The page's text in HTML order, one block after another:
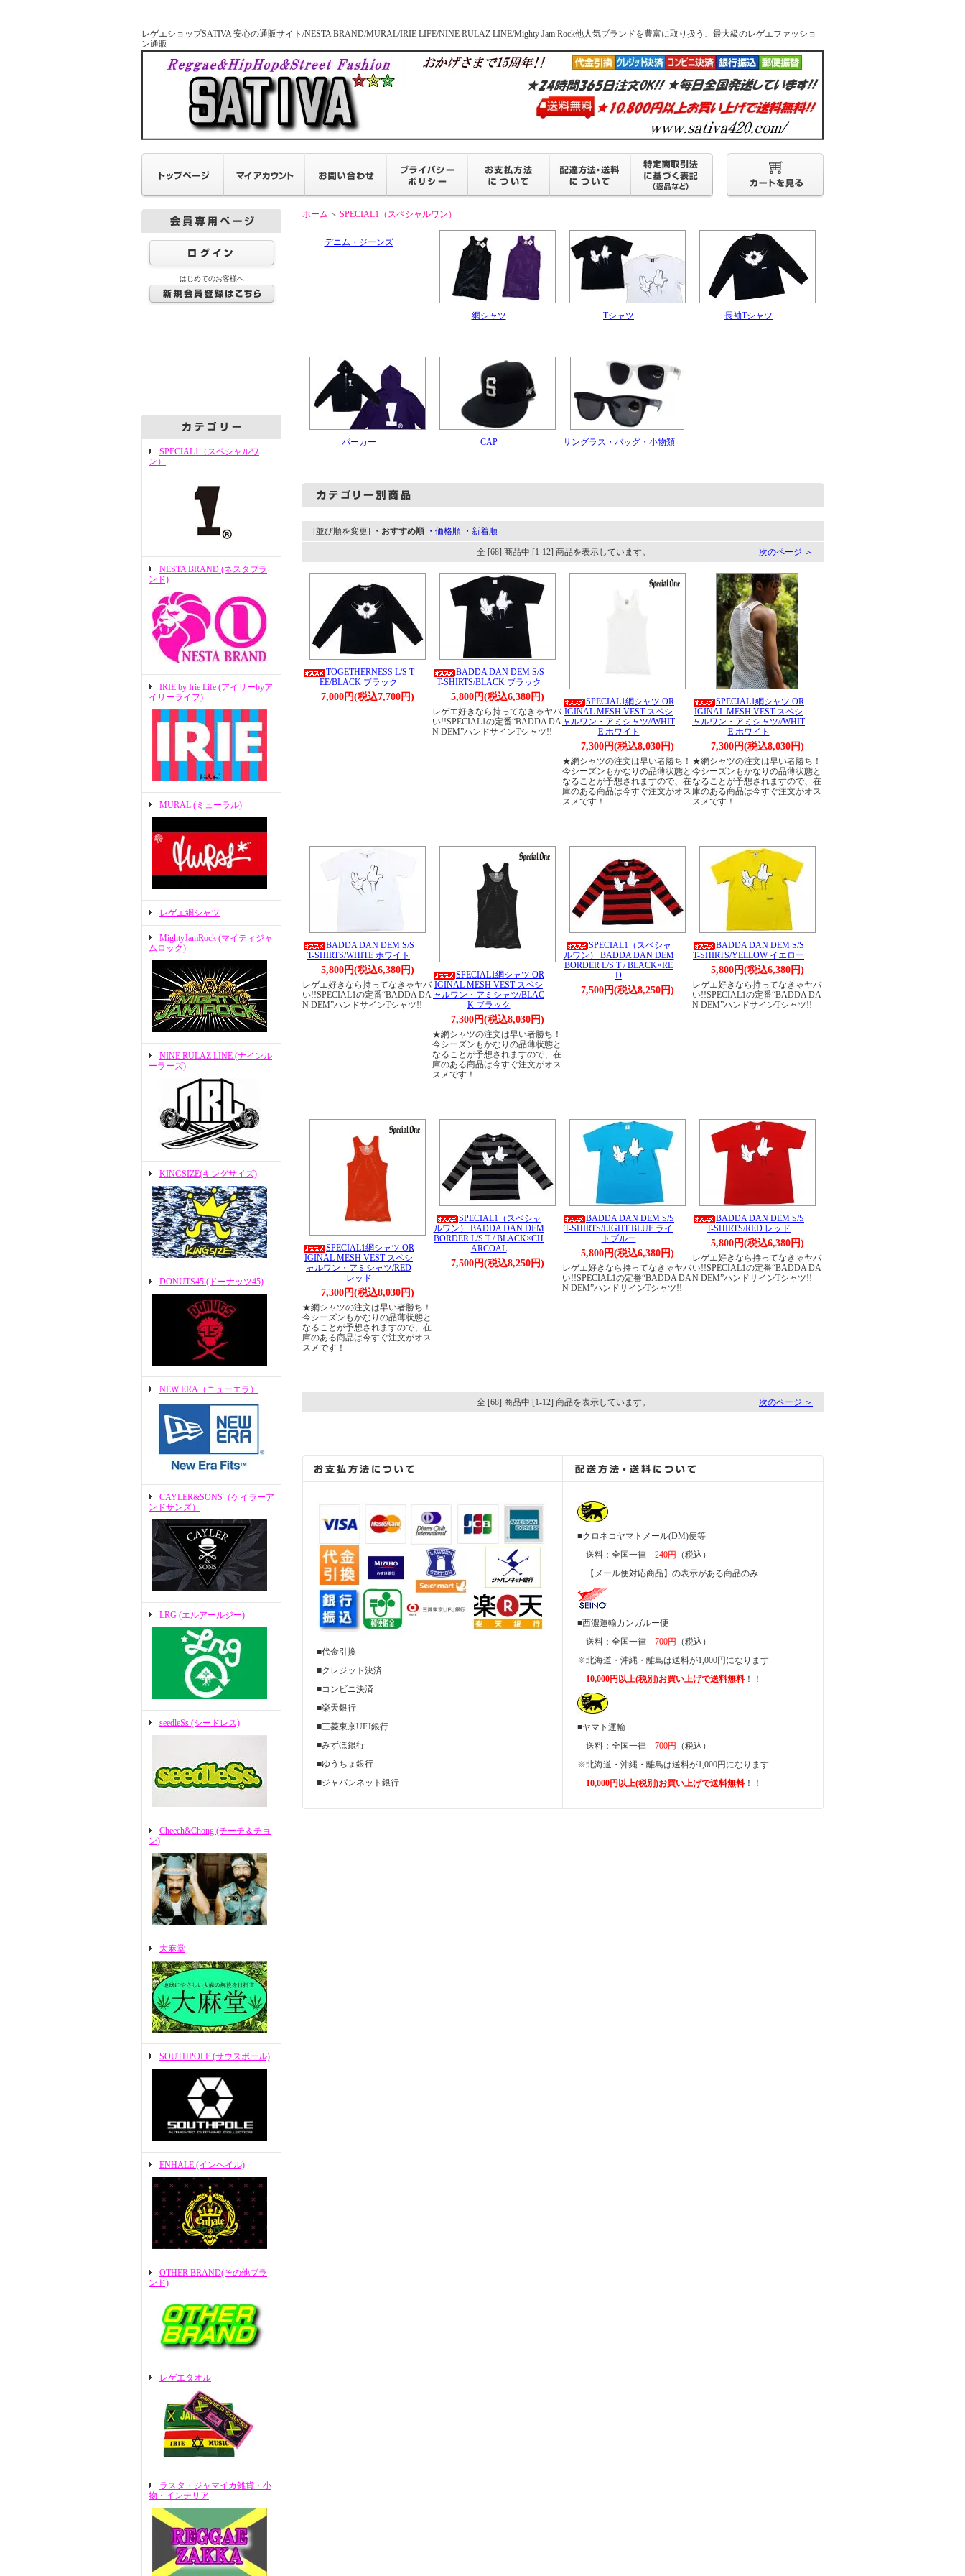
レゲエショップSATIVA 安心の通販サイト/NESTA BRAND/MURAL/IRIE LIFE/NINE RULAZ LINE/Mighty Jam Rock他人気ブランドを豊富に取り扱う、最大級のレゲエファッショ
ン通販
はじめてのお客様へ
SPECIAL1（スペシャルワ
ン）
NESTA BRAND (ネスタブラ
ンド)
IRIE by Irie Life (アイリーbyア
イリーライフ)
MURAL (ミューラル)
レゲエ網シャツ
MightyJamRock (マイティジャ
ムロック)
NINE RULAZ LINE (ナインル
ーラーズ)
KINGSIZE(キングサイズ)
DONUTS45 (ドーナッツ45)
NEW ERA（ニューエラ）
CAYLER&SONS（ケイラーア
ンドサンズ）
LRG (エルアールジー)
seedleSs (シードレス)
Cheech&Chong (チーチ＆チョ
ン)
大麻堂
SOUTHPOLE (サウスポール)
ENHALE (インヘイル)
OTHER BRAND(その他ブラ
ンド)
レゲエタオル
ラスタ・ジャマイカ雑貨・小
物・インテリア
ホーム ＞ SPECIAL1（スペシャルワン）
デニム・ジーンズ
網シャツ Tシャツ 長袖Tシャツ
パーカー CAP サングラス・バッグ・小物類
[並び順を変更] ・おすすめ順 ・価格順 ・新着順
全 [68] 商品中 [1-12] 商品を表示しています。 次のページ ＞
TOGETHERNESS L/S T
EE/BLACK ブラック
7,000円(税込7,700円)
BADDA DAN DEM S/S
T-SHIRTS/BLACK ブラック
5,800円(税込6,380円)
レゲエ好きなら持ってなきゃヤバ
い!!SPECIAL1の定番“BADDA DA
N DEM”ハンドサインTシャツ!!
SPECIAL1網シャツ OR
IGINAL MESH VEST スペシ
ャルワン・アミシャツ//WHIT
E ホワイト
7,300円(税込8,030円)
★網シャツの注文は早い者勝ち！
今シーズンもかなりの品薄状態と
なることが予想されますので、在
庫のある商品は今すぐ注文がオス
スメです！
SPECIAL1網シャツ OR
IGINAL MESH VEST スペシ
ャルワン・アミシャツ//WHIT
E ホワイト
7,300円(税込8,030円)
★網シャツの注文は早い者勝ち！
今シーズンもかなりの品薄状態と
なることが予想されますので、在
庫のある商品は今すぐ注文がオス
スメです！
BADDA DAN DEM S/S
T-SHIRTS/WHITE ホワイト
5,800円(税込6,380円)
レゲエ好きなら持ってなきゃヤバ
い!!SPECIAL1の定番“BADDA DA
N DEM”ハンドサインTシャツ!!
SPECIAL1網シャツ OR
IGINAL MESH VEST スペシ
ャルワン・アミシャツ/BLAC
K ブラック
7,300円(税込8,030円)
★網シャツの注文は早い者勝ち！
今シーズンもかなりの品薄状態と
なることが予想されますので、在
庫のある商品は今すぐ注文がオス
スメです！
SPECIAL1（スペシャ
ルワン） BADDA DAN DEM
BORDER L/S T / BLACK×RE
D
7,500円(税込8,250円)
BADDA DAN DEM S/S
T-SHIRTS/YELLOW イエロー
5,800円(税込6,380円)
レゲエ好きなら持ってなきゃヤバ
い!!SPECIAL1の定番“BADDA DA
N DEM”ハンドサインTシャツ!!
SPECIAL1網シャツ OR
IGINAL MESH VEST スペシ
ャルワン・アミシャツ/RED
レッド
7,300円(税込8,030円)
★網シャツの注文は早い者勝ち！
今シーズンもかなりの品薄状態と
なることが予想されますので、在
庫のある商品は今すぐ注文がオス
スメです！
SPECIAL1（スペシャ
ルワン） BADDA DAN DEM
BORDER L/S T / BLACK×CH
ARCOAL
7,500円(税込8,250円)
BADDA DAN DEM S/S
T-SHIRTS/LIGHT BLUE ライ
トブルー
5,800円(税込6,380円)
レゲエ好きなら持ってなきゃヤバ
い!!SPECIAL1の定番“BADDA DA
N DEM”ハンドサインTシャツ!!
BADDA DAN DEM S/S
T-SHIRTS/RED レッド
5,800円(税込6,380円)
レゲエ好きなら持ってなきゃヤバ
い!!SPECIAL1の定番“BADDA DA
N DEM”ハンドサインTシャツ!!
全 [68] 商品中 [1-12] 商品を表示しています。 次のページ ＞
■代金引換
■クレジット決済
■コンビニ決済
■楽天銀行
■三菱東京UFJ銀行
■みずほ銀行
■ゆうちょ銀行
■ジャパンネット銀行
■クロネコヤマトメール(DM)便等
送料：全国一律 240円
（税込）
【メール便対応商品】の表示がある商品のみ
■西濃運輸カンガルー便
送料：全国一律 700円
（税込）
※北海道・沖縄・離島は送料が1,000円になります
10,000円以上(税別)お買い上げで送料無料 ！！
■ヤマト運輸
送料：全国一律 700円
（税込）
※北海道・沖縄・離島は送料が1,000円になります
10,000円以上(税別)お買い上げで送料無料 ！！